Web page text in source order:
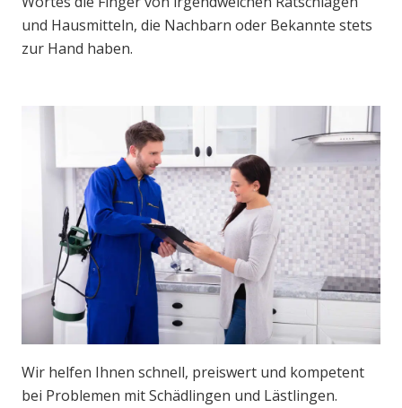
und Hausmitteln, die Nachbarn oder Bekannte stets
zur Hand haben.
Wir helfen Ihnen schnell, preiswert und kompetent
bei Problemen mit Schädlingen und Lästlingen.